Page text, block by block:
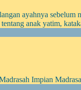
ayahnya
anak yatim,
Impian